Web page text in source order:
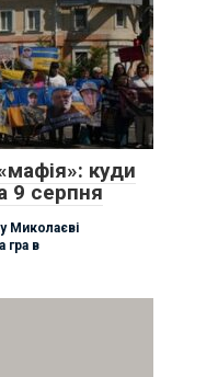
куди
9 серпня
Миколаєві
гра в